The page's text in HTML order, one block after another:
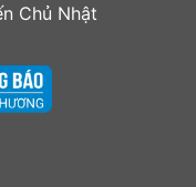
Chủ Nhật